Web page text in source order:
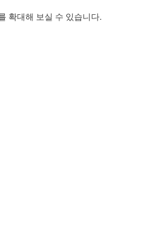
확대해 보실 수 있습니다.